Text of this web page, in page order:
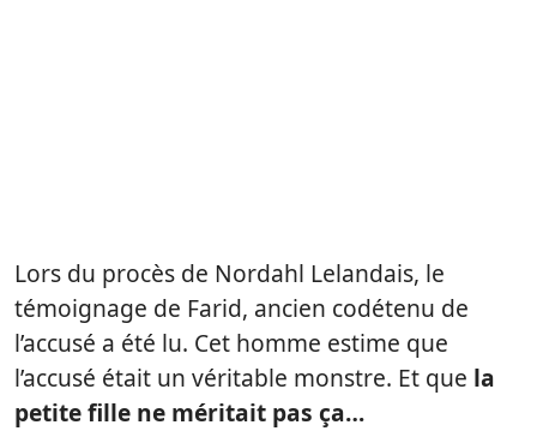
Lors du procès de Nordahl Lelandais, le
témoignage de Farid, ancien codétenu de
l’accusé a été lu. Cet homme estime que
l’accusé était un véritable monstre. Et que la
petite fille ne méritait pas ça…